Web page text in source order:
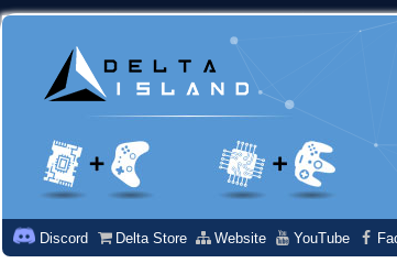
Discord Delta Store Website YouTube